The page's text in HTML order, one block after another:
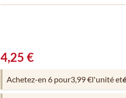
4,25 €
Achetez-en 6 pour3,99 €l'unité et